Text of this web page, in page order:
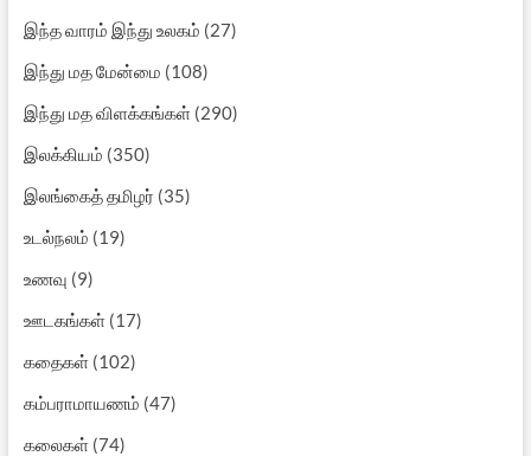
இந்த வாரம் இந்து உலகம் (27)
இந்து மத மேன்மை (108)
இந்து மத விளக்கங்கள்(290)
இலக்கியம் (350)
இலங்கைத் தமிழர் (35)
உடல்நலம் (19)
உணவு (9)
ஊடகங்கள்(17)
கதைகள்(102)
கம்பராமாயணம் (47)
கலைகள்(74)